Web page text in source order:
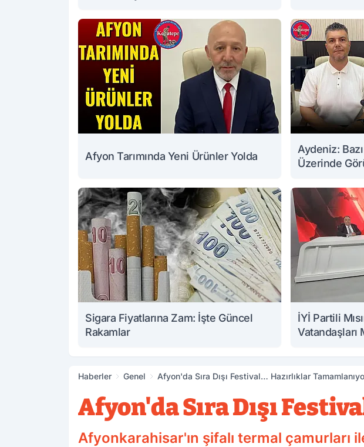
Afyon Tarımında Yeni Ürünler Yolda
Aydeniz:
Üzerinde
Sigara Fiyatlarına Zam: İşte Güncel
Rakamlar
İYİ Partili
Vatandaşları
Haberler Genel Afyon'da Sıra Dışı Festival… Hazırlıklar
Afyon'da Sıra Dışı
Afyonkarahisar'ın şifalı termal çamurları